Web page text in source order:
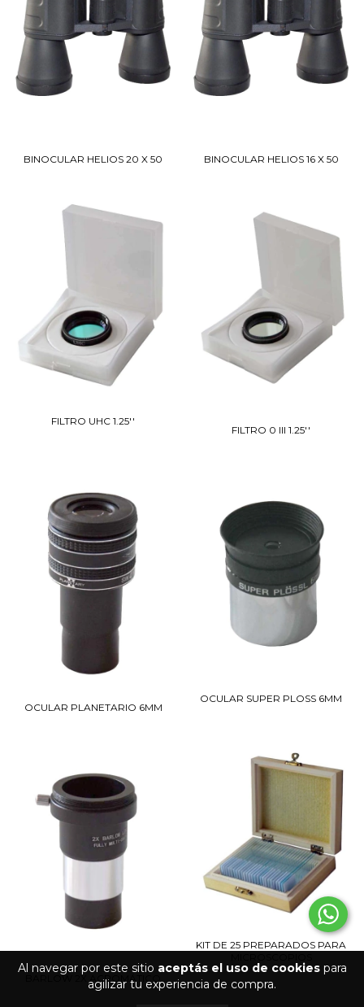
Al navegar por este sitio aceptás el uso de cookiespara
agilizar tu experiencia de compra.
BINOCULAR HELIOS 20 X 50 BINOCULAR HELIOS 16 X 50
FILTRO UHC 1.25''
FILTRO 0 III 1.25''
OCULAR PLANETARIO 6MM
OCULAR SUPER PLOSS 6MM
BARLOW 2X ACROMÁTICO
KIT DE 25 PREPARADOS PARA